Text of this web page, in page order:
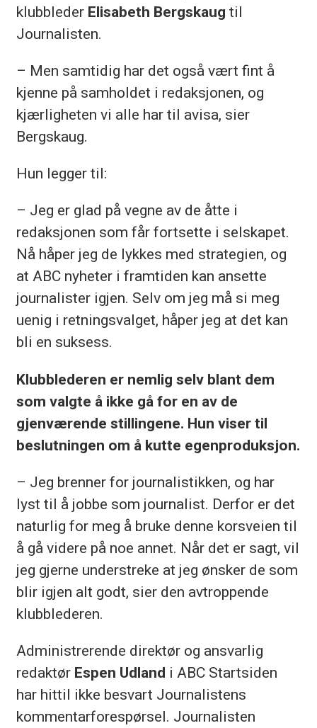
klubbleder Elisabeth Bergskaug til
Journalisten.
– Men samtidig har det også vært fint å
kjenne på samholdet i redaksjonen, og
kjærligheten vi alle har til avisa, sier
Bergskaug.
Hun legger til:
– Jeg er glad på vegne av de åtte i
redaksjonen som får fortsette i selskapet.
Nå håper jeg de lykkes med strategien, og
at ABC nyheter i framtiden kan ansette
journalister igjen. Selv om jeg må si meg
uenig i retningsvalget, håper jeg at det kan
bli en suksess.
Klubblederen er nemlig selv blant dem
som valgte å ikke gå for en av de
gjenværende stillingene. Hun viser til
beslutningen om å kutte egenproduksjon.
– Jeg brenner for journalistikken, og har
lyst til å jobbe som journalist. Derfor er det
naturlig for meg å bruke denne korsveien til
å gå videre på noe annet. Når det er sagt, vil
jeg gjerne understreke at jeg ønsker de som
blir igjen alt godt, sier den avtroppende
klubblederen.
Administrerende direktør og ansvarlig
redaktør Espen Udland i ABC Startsiden
har hittil ikke besvart Journalistens
kommentarforespørsel. Journalisten